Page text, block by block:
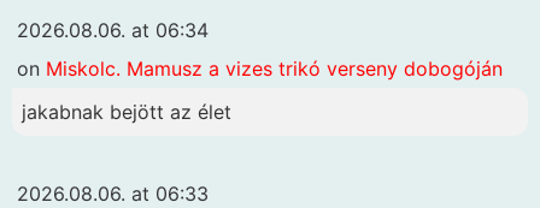
2026.08.06. at 06:34
on Miskolc. Mamusz a vizes trikó verseny dobogóján
jakabnak bejött az élet
2026.08.06. at 06:33